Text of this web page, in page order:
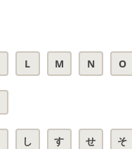
L M N O
し す せ そ